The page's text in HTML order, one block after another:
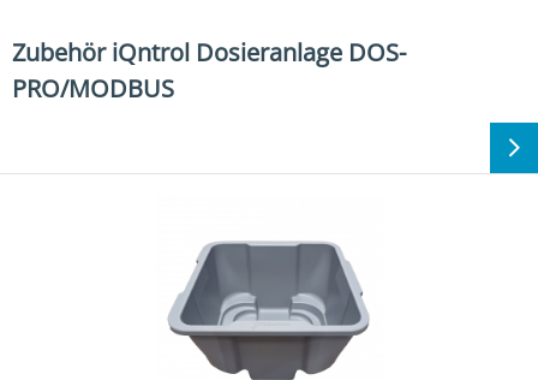
Zubehör iQntrol Dosieranlage DOS-
PRO/MODBUS